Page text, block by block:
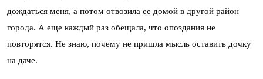
дождаться меня, а потом отвозила ее домой в другой район
города. А еще каждый раз обещала, что опоздания не
повторятся. Не знаю, почему не пришла мысль оставить дочку
на даче.